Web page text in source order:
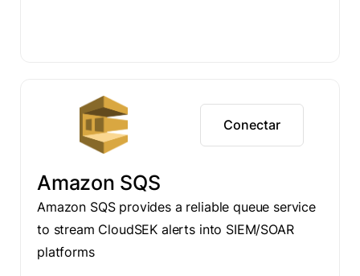
Conectar
Amazon SQS
Amazon SQS provides a reliable queue service
to stream CloudSEK alerts into SIEM/SOAR
platforms